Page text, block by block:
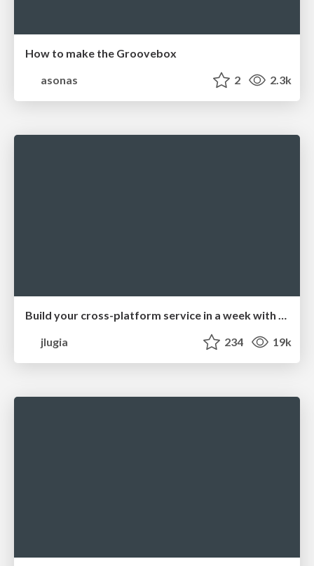
How to make the Groovebox
asonas
2 2.3k
Build your cross-platform service in a week with App Engine
jlugia
234 19k